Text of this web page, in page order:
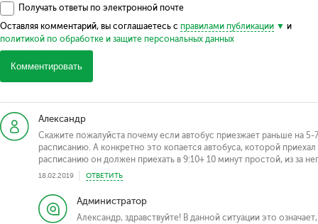
Получать ответы по электронной почте
Оставляя комментарий, вы соглашаетесь с правилами публикации
и
политикой по обработке и защите персональных данных
Комментировать
Александр
Скажите пожалуйста почему если автобус приезжает раньше на 5-
расписанию. А конкретно это копается автобуса, которой приехал
расписанию он должен приехать в 9:10+ 10 минут простой, из за
18.02.2019 ОТВЕТИТЬ
Администратор
Александр, здравствуйте! В данной ситуации это